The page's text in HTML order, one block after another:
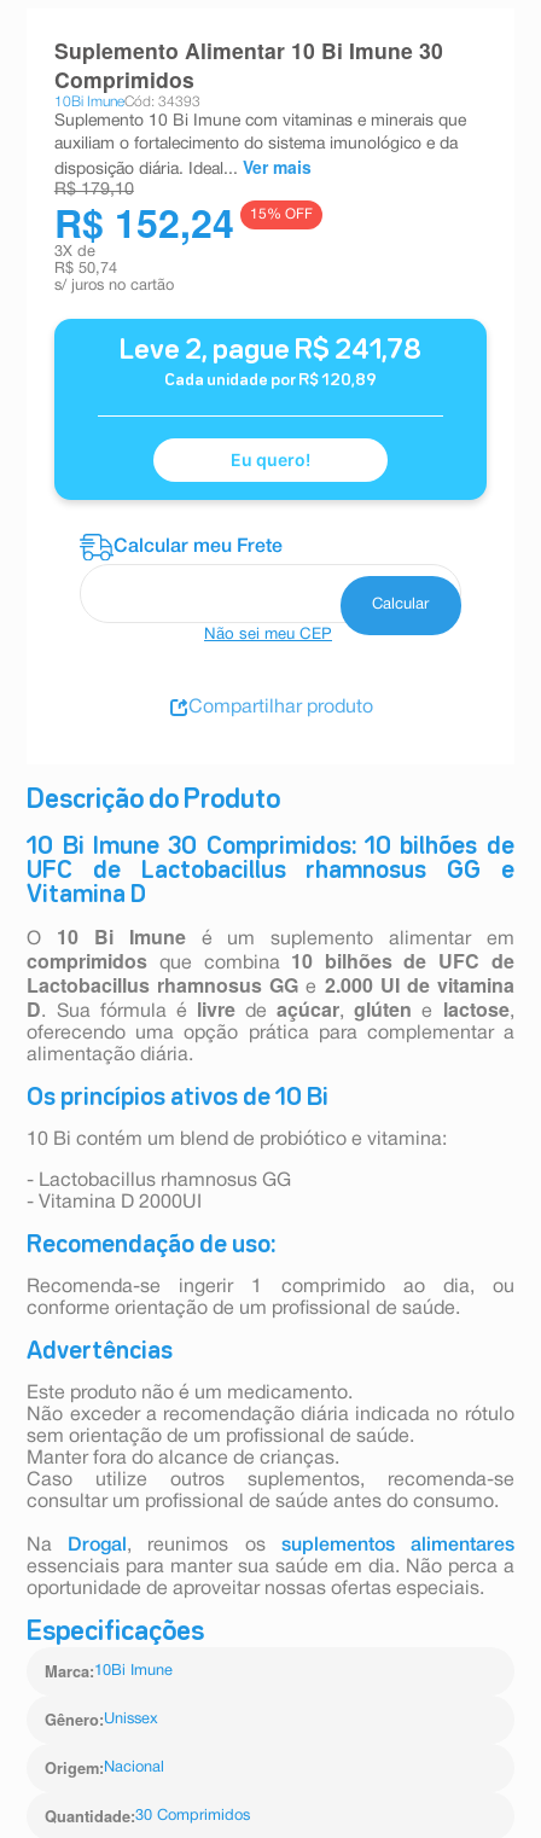
Descrição do Produto
10 Bi Imune 30 Comprimidos: 10 bilhões de
UFC de Lactobacillus rhamnosus GG e
Vitamina D
O 10 Bi Imuneé um suplemento alimentar em
comprimidos que combina 10 bilhões de UFC de
Lactobacillus rhamnosus GG e 2.000 UI de vitamina
D. Sua fórmula é livredeaçúcar,glúten e lactose,
oferecendo uma opção prática para complementar a
alimentação diária.
Os princípios ativos de 10 Bi
10 Bi contém um blend de probiótico e vitamina:
- Lactobacillus rhamnosus GG
- Vitamina D 2000UI
Recomendação de uso:
Recomenda-se ingerir 1 comprimido ao dia, ou
conforme orientação de um profissional de saúde.
Advertências
Este produto não é um medicamento.
Não exceder a recomendação diária indicada no rótulo
sem orientação de um profissional de saúde.
Manter fora do alcance de crianças.
Caso utilize outros suplementos, recomenda-se
consultar um profissional de saúde antes do consumo.
Na Drogal , reunimos os suplementos alimentares
essenciais para manter sua saúde em dia. Não perca a
oportunidade de aproveitar nossas ofertas especiais.
Especificações
Marca:10Bi Imune
Gênero:Unissex
Origem: Nacional
Quantidade:30 Comprimidos
Suplemento Alimentar 10 Bi Imune 30
Comprimidos
10Bi ImuneCód: 34393
Suplemento 10 Bi Imune com vitaminas e minerais que
auxiliam o fortalecimento do sistema imunológico e da
disposição diária. Ideal... Ver mais
R$ 179,10
R$ 152,24 15% OFF
3X de
R$ 50,74
s/ juros no cartão
Leve 2, pague R$ 241 ,78
Cada unidade por R$120,89
Eu quero!
Não sei meu CEP
Compartilhar produto
absorvente
ºshampoo